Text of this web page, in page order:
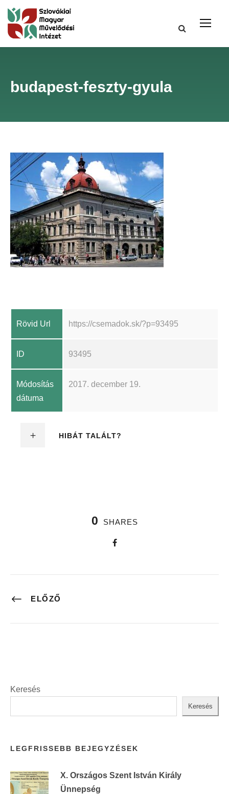
budapest-feszty-gyula
Rövid Url https://csemadok.sk/?p=93495
ID 93495
Módosítás
dátuma
2017. december 19.
HIBÁT TALÁLT?
0 SHARES
ELŐZŐ
Keresés
Keresés
LEGFRISSEBB BEJEGYZÉSEK
X. Országos Szent István Király
Ünnepség